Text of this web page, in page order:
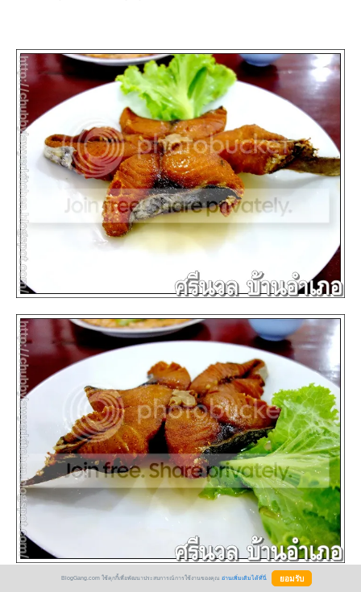
BlogGang.com ใช้คุกกี้เพื่อพัฒนาประสบการณ์การใช้งานของคุณ อ่านเพิ่มเติมได้ที่นี่